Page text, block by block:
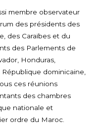
membre observateur
des présidents des
des Caraïbes et du
des Parlements de
Honduras,
République dominicaine,
ces réunions
des chambres
nationale et
ordre du Maroc.